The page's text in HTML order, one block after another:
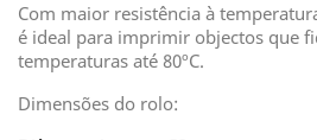
Com maior resistência à
é ideal para imprimir objectos que
temperaturas até 80ºC.
Dimensões do rolo: